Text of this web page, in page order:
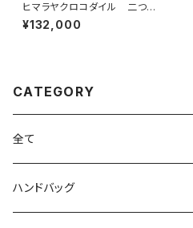
ヒマラヤクロコダイル 二つ
折 スマートウォレット
¥132,000
CATEGORY
全て
ハンドバッグ